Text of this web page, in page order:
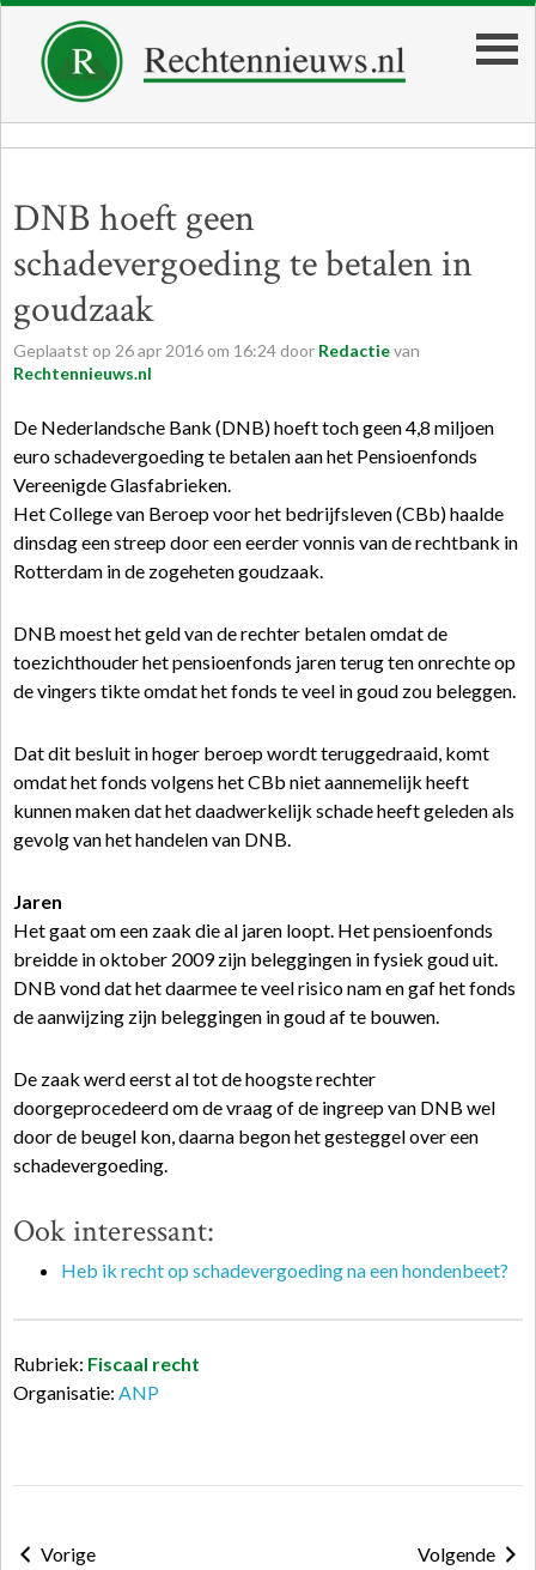
DNB hoeft geen
schadevergoeding te betalen in
goudzaak
Geplaatst op 26apr 2016 om 16:24 door Redactievan
Rechtennieuws.nl
De Nederlandsche Bank (DNB) hoeft toch geen 4,8 miljoen
euro schadevergoeding te betalen aan het Pensioenfonds
Vereenigde Glasfabrieken.
Het College van Beroep voor het bedrijfsleven (CBb) haalde
dinsdag een streep door een eerder vonnis van de rechtbank in
Rotterdam in de zogeheten goudzaak.
DNB moest het geld van de rechter betalen omdat de
toezichthouder het pensioenfonds jaren terug ten onrechte op
de vingers tikte omdat het fonds te veel in goud zou beleggen.
Dat dit besluit in hoger beroep wordt teruggedraaid, komt
omdat het fonds volgens het CBb niet aannemelijk heeft
kunnen maken dat het daadwerkelijk schade heeft geleden als
gevolg van het handelen van DNB.
Jaren
Het gaat om een zaak die al jaren loopt. Het pensioenfonds
breidde in oktober 2009 zijn beleggingen in fysiek goud uit.
DNB vond dat het daarmee te veel risico nam en gaf het fonds
de aanwijzing zijn beleggingen in goud af te bouwen.
De zaak werd eerst al tot de hoogste rechter
doorgeprocedeerd om de vraag of de ingreep van DNB wel
door de beugel kon, daarna begon het gesteggel over een
schadevergoeding.
Ook interessant:
Heb ik recht op schadevergoeding na een hondenbeet?
Rubriek: Fiscaal recht
Organisatie: ANP
Vorige
Volgende